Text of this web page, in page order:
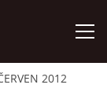
2012